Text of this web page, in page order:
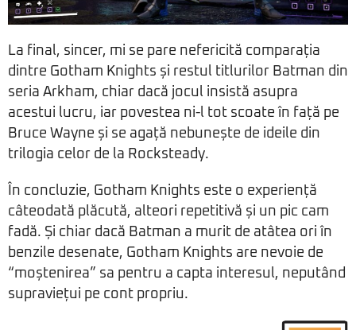
La final, sincer, mi se pare nefericită comparația
dintre Gotham Knights și restul titlurilor Batman din
seria Arkham, chiar dacă jocul insistă asupra
acestui lucru, iar povestea ni-l tot scoate în față pe
Bruce Wayne și se agață nebunește de ideile din
trilogia celor de la Rocksteady.
În concluzie, Gotham Knights este o experiență
câteodată plăcută, alteori repetitivă și un pic cam
fadă. Și chiar dacă Batman a murit de atâtea ori în
benzile desenate, Gotham Knights are nevoie de
“moștenirea” sa pentru a capta interesul, neputând
supraviețui pe cont propriu.